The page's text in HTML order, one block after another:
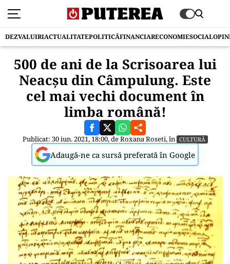
DEZVALUIRIACTUALITATEPOLITICĂFINANCIARECONOMIESOCIAL
500 de ani de la Scrisoarea lui
Neacșu din Câmpulung. Este
cel mai vechi document în
limba română!
Publicat: 30 iun. 2021, 18:00, deRoxana Roseti, în CULTURĂ
Adaugă-ne ca sursă preferată în Google